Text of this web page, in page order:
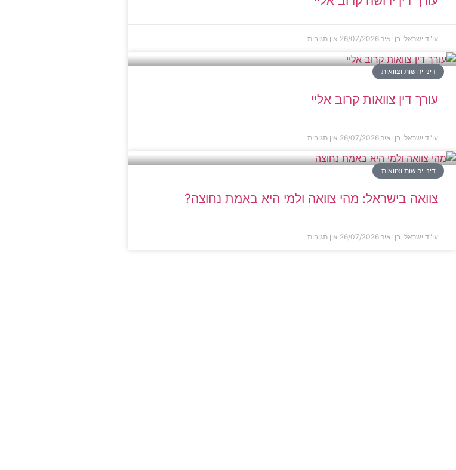
עו"ד ישראלי בן יאיר 26/07/2026 אין תגובות
דיני ירושות וצוואות
עורך דין צוואות קרוב אליי
עו"ד ישראלי בן יאיר 26/07/2026 אין תגובות
דיני ירושות וצוואות
צוואה בישראל: מהי צוואה ולמי היא באמת נחוצה?
עו"ד ישראלי בן יאיר 26/07/2026 אין תגובות